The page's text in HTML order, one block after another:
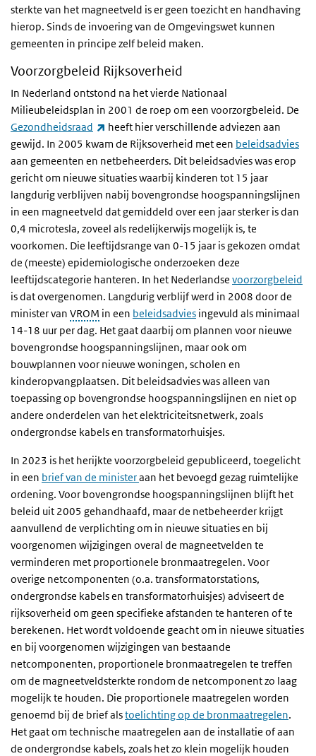
sterkte van het magneetveld is er geen toezicht en handhaving
hierop. Sinds de invoering van de Omgevingswet kunnen
gemeenten in principe zelf beleid maken.
Voorzorgbeleid Rijksoverheid
In Nederland ontstond na het vierde Nationaal
Milieubeleidsplan in 2001 de roep om een voorzorgbeleid. De
Gezondheidsraad
(externe link)
heeft hier verschillende adviezen aan
gewijd. In 2005 kwam de Rijksoverheid met een beleidsadvies
aan gemeenten en netbeheerders. Dit beleidsadvies was erop
gericht om nieuwe situaties waarbij kinderen tot 15 jaar
langdurig verblijven nabij bovengrondse hoogspanningslijnen
in een magneetveld dat gemiddeld over een jaar sterker is dan
0,4 microtesla, zoveel als redelijkerwijs mogelijk is, te
voorkomen. Die leeftijdsrange van 0-15 jaar is gekozen omdat
de (meeste) epidemiologische onderzoeken deze
leeftijdscategorie hanteren. In het Nederlandse voorzorgbeleid
is dat overgenomen. Langdurig verblijf werd in 2008 door de
minister van VROM in een beleidsadvies ingevuld als minimaal
14-18 uur per dag. Het gaat daarbij om plannen voor nieuwe
bovengrondse hoogspanningslijnen, maar ook om
bouwplannen voor nieuwe woningen, scholen en
kinderopvangplaatsen. Dit beleidsadvies was alleen van
toepassing op bovengrondse hoogspanningslijnen en niet op
andere onderdelen van het elektriciteitsnetwerk, zoals
ondergrondse kabels en transformatorhuisjes.
In 2023 is het herijkte voorzorgbeleid gepubliceerd, toegelicht
in een brief van de ministeraan het bevoegd gezag ruimtelijke
ordening. Voor bovengrondse hoogspanningslijnen blijft het
beleid uit 2005 gehandhaafd, maar de netbeheerder krijgt
aanvullend de verplichting om in nieuwe situaties en bij
voorgenomen wijzigingen overal de magneetvelden te
verminderen met proportionele bronmaatregelen. Voor
overige netcomponenten (o.a. transformatorstations,
ondergrondse kabels en transformatorhuisjes) adviseert de
rijksoverheid om geen specifieke afstanden te hanteren of te
berekenen. Het wordt voldoende geacht om in nieuwe situaties
en bij voorgenomen wijzigingen van bestaande
netcomponenten, proportionele bronmaatregelen te treffen
om de magneetveldsterkte rondom de netcomponent zo laag
mogelijk te houden. Die proportionele maatregelen worden
genoemd bij de brief alstoelichting op de bronmaatregelen.
Het gaat om technische maatregelen aan de installatie of aan
de ondergrondse kabels, zoals het zo klein mogelijk houden